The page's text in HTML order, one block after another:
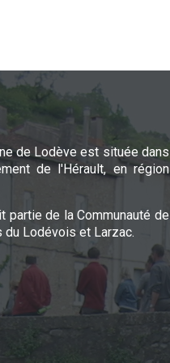
de Lodève est située dans
de l'Hérault, en région
partie de la Communauté de
du Lodévois et Larzac.